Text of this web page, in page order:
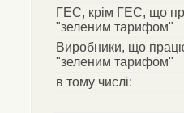
ГЕС, крім ГЕС, що
"зеленим тарифом"
Виробники, що
"зеленим тарифом"
в тому числі: